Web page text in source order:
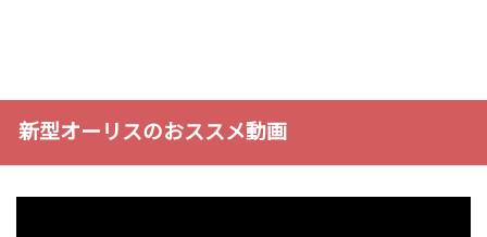
新型オーリスのおススメ動画